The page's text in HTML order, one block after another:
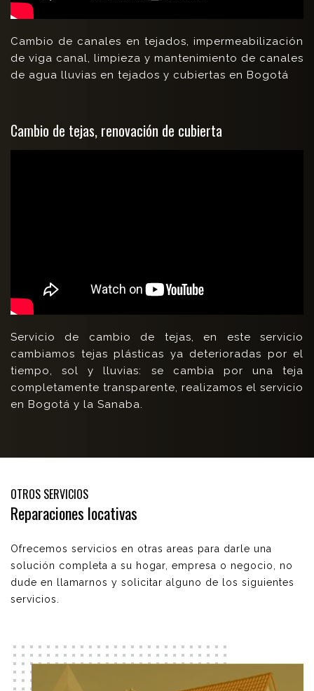
Cambio de canales en tejados, impermeabilización
de viga canal, limpieza y mantenimiento de canales
de agua lluvias en tejados y cubiertas en Bogotá
Cambio de tejas, renovación de cubierta
Servicio de cambio de tejas, en este servicio
cambiamos tejas plásticas ya deterioradas por el
tiempo, sol y lluvias: se cambia por una teja
completamente transparente, realizamos el servicio
en Bogotá y la Sanaba.
OTROS SERVICIOS
Reparaciones locativas
Ofrecemos servicios en otras areas para darle una
solución completa a su hogar, empresa o negocio, no
dude en llamarnos y solicitar alguno de los siguientes
servicios.